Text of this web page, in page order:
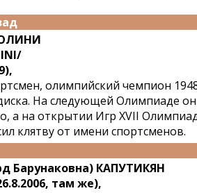
олимпийский чемпион
На следующей Олимпиаде он
а на открытии Игр XVII
клятву от имени спортсменов.
Барунаковна) КАПУТИКЯН
там же),